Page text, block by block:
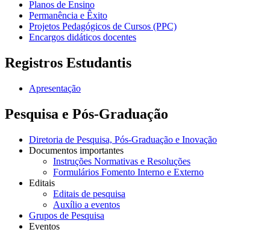
Planos de Ensino
Permanência e Êxito
Projetos Pedagógicos de Cursos (PPC)
Encargos didáticos docentes
Registros Estudantis
Apresentação
Pesquisa e Pós-Graduação
Diretoria de Pesquisa, Pós-Graduação e Inovação
Documentos importantes
Instruções Normativas e Resoluções
Formulários Fomento Interno e Externo
Editais
Editais de pesquisa
Auxílio a eventos
Grupos de Pesquisa
Eventos